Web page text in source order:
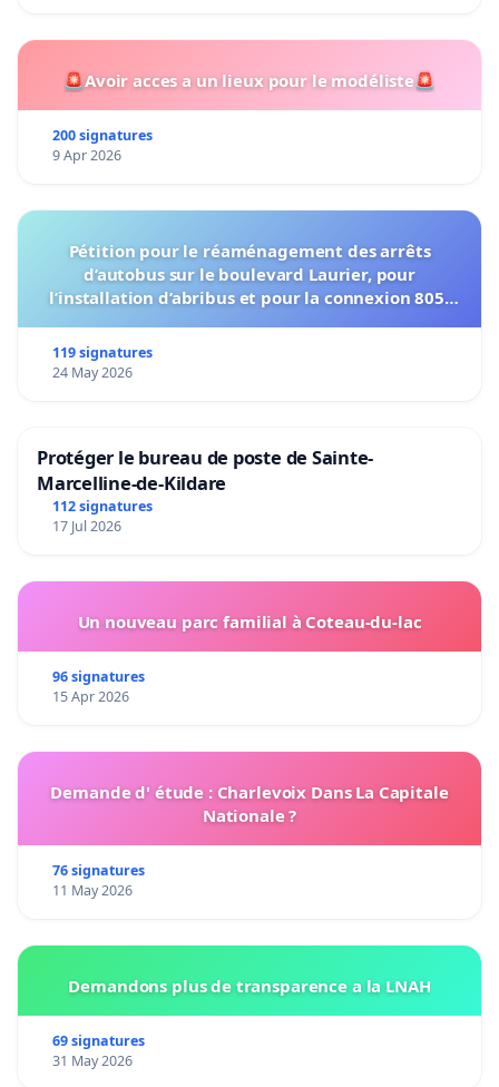
🚨Avoir acces a un lieux pour le modéliste🚨
200 signatures
9 Apr 2026
Pétition pour le réaménagement des arrêts
d’autobus sur le boulevard Laurier, pour
l’installation d’abribus et pour la connexion 805-
119 signatures
24 May 2026
Protéger le bureau de poste de Sainte-
Marcelline-de-Kildare
112 signatures
17 Jul 2026
Un nouveau parc familial à Coteau-du-lac
96 signatures
15 Apr 2026
Demande d' étude : Charlevoix Dans La Capitale
Nationale ?
76 signatures
11 May 2026
Demandons plus de transparence a la LNAH
69 signatures
31 May 2026